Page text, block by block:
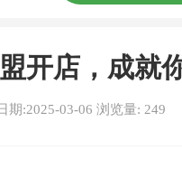
开店，成就
期:2025-03-06 浏览量: 249